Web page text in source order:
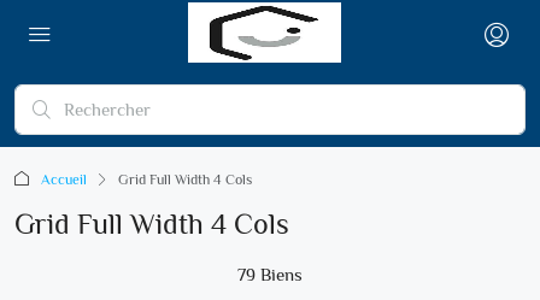
Accueil Grid Full Width 4 Cols
Grid Full Width 4 Cols
79 Biens